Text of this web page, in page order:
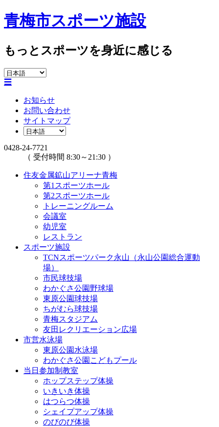
青梅市スポーツ施設
もっとスポーツを身近に感じる
☰
お知らせ
お問い合わせ
サイトマップ
0428-24-7721
（ 受付時間 8:30～21:30 ）
住友金属鉱山アリーナ青梅
第1スポーツホール
第2スポーツホール
トレーニングルーム
会議室
幼児室
レストラン
スポーツ施設
TCNスポーツパーク永山（永山公園総合運動
場）
市民球技場
わかぐさ公園野球場
東原公園球技場
ちがむら球技場
青梅スタジアム
友田レクリエーション広場
市営水泳場
東原公園水泳場
わかぐさ公園こどもプール
当日参加制教室
ホップステップ体操
いきいき体操
はつらつ体操
シェイプアップ体操
のびのび体操